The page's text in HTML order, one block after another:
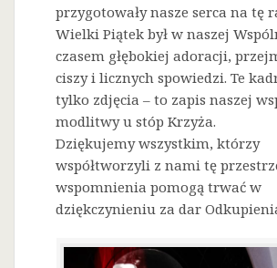
przygotowały nasze serca na tę
Wielki Piątek był w naszej
czasem głębokiej adoracji,
ciszy i licznych spowiedzi. Te
tylko zdjęcia – to zapis naszej
modlitwy u stóp Krzyża.
Dziękujemy wszystkim, którzy
współtworzyli z nami tę
wspomnienia pomogą trwać w
dziękczynieniu za dar